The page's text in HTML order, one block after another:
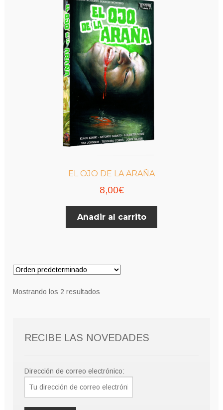
EL OJO DE LA ARAÑA
8,00€
Añadir al carrito
Mostrando los 2 resultados
RECIBE LAS NOVEDADES
Dirección de correo electrónico: